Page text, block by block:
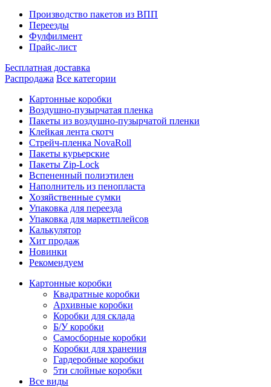
Производство пакетов из ВПП
Переезды
Фулфилмент
Прайс-лист
Бесплатная доставка
Распродажа Все категории
Картонные коробки
Воздушно-пузырчатая пленка
Пакеты из воздушно-пузырчатой пленки
Клейкая лента скотч
Стрейч-пленка NovaRoll
Пакеты курьерские
Пакеты Zip-Lock
Вспененный полиэтилен
Наполнитель из пенопласта
Хозяйственные сумки
Упаковка для переезда
Упаковка для маркетплейсов
Калькулятор
Хит продаж
Новинки
Рекомендуем
Картонные коробки
Квадратные коробки
Архивные коробки
Коробки для склада
Б/У коробки
Самосборные коробки
Коробки для хранения
Гардеробные коробки
5ти слойные коробки
Все виды